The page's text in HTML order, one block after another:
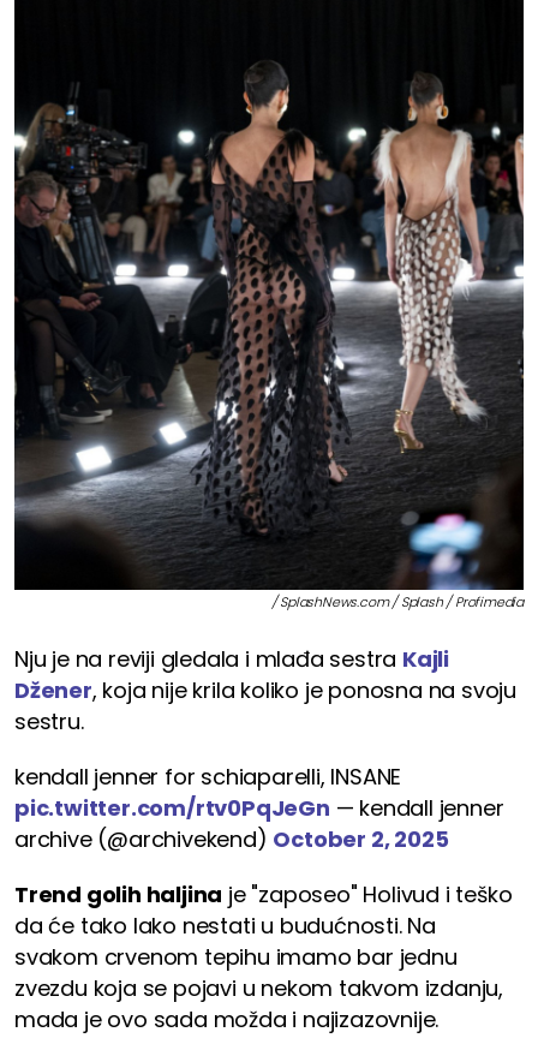
/ SplashNews.com / Splash / Profimedia
Nju je na reviji gledala i mlađa sestra Kajli
Džener, koja nije krila koliko je ponosna na svoju
sestru.
kendall jenner for schiaparelli, INSANE
pic.twitter.com/rtv0PqJeGn — kendall jenner
archive (@archivekend) October 2, 2025
Trend golih haljina je "zaposeo" Holivud i teško
da će tako lako nestati u budućnosti. Na
svakom crvenom tepihu imamo bar jednu
zvezdu koja se pojavi u nekom takvom izdanju,
mada je ovo sada možda i najizazovnije.